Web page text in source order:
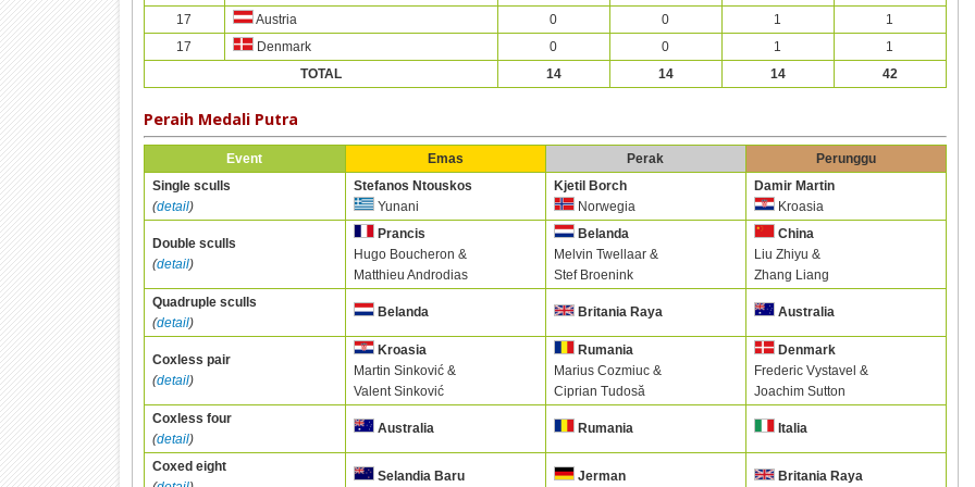
17 Austria 0 0 1
1
17
Denmark 0 0 1
1
TOTAL
14 14 14 42
Peraih Medali Putra
Event Emas Perak
Perunggu
Single sculls
(detail)
Stefanos Ntouskos
Yunani
Kjetil Borch
Norwegia
Damir Martin
Kroasia
Double sculls
(detail)
Prancis
Hugo Boucheron &
Matthieu Androdias
Belanda
Melvin Twellaar &
Stef Broenink
China
Liu Zhiyu &
Zhang Liang
Quadruple sculls
(detail)
Belanda Britania Raya Australia
Coxless pair
(detail)
Kroasia
Martin Sinković &
Valent Sinković
Rumania
Marius Cozmiuc &
Ciprian Tudosă
Denmark
Frederic Vystavel &
Joachim Sutton
Coxless four
(detail)
Australia Rumania Italia
Coxed eight
Selandia Baru Jerman Britania Raya